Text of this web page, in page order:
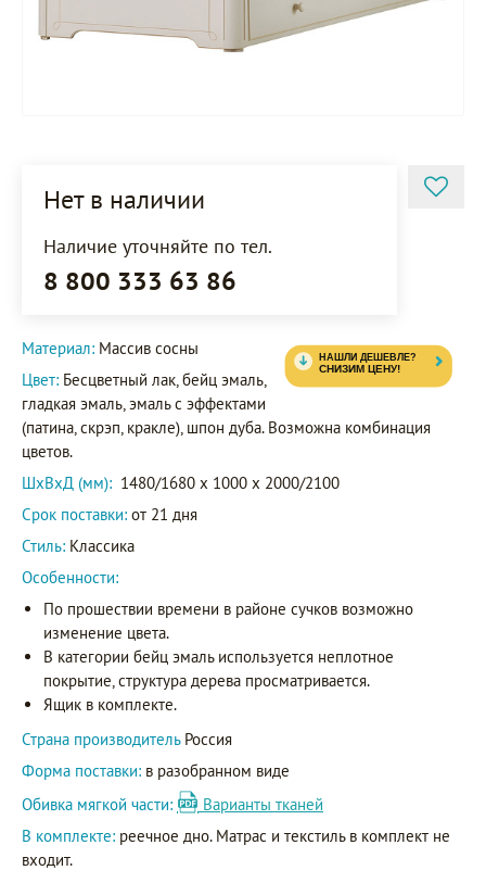
Нет в наличии
Наличие уточняйте по тел.
8 800 333 63 86
Материал: Массив сосны
Цвет: Бесцветный лак, бейц эмаль,
гладкая эмаль, эмаль с эффектами
(патина, скрэп, кракле), шпон дуба. Возможна комбинация
цветов.
ШxВxД (мм): 1480/1680 x 1000 x 2000/2100
Срок поставки: от 21 дня
Стиль: Классика
Особенности:
По прошествии времени в районе сучков возможно
изменение цвета.
В категории бейц эмаль используется неплотное
покрытие, структура дерева просматривается.
Ящик в комплекте.
Страна производитель Россия
Форма поставки: в разобранном виде
Обивка мягкой части:
Варианты тканей
В комплекте: реечное дно. Матрас и текстиль в комплект не
входит.